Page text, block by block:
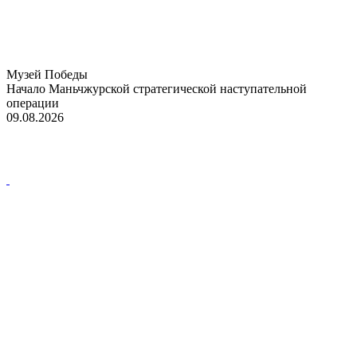
Музей Победы
Начало Маньчжурской стратегической наступательной
операции
09.08.2026